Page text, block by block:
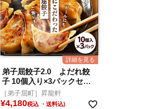
弟子屈餃子2.0 よだれ餃
子 10個入り×3パックセッ
ト
［弟子屈町］昇龍軒
¥4,180税込